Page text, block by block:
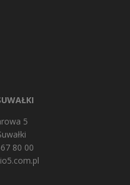
5
80 00